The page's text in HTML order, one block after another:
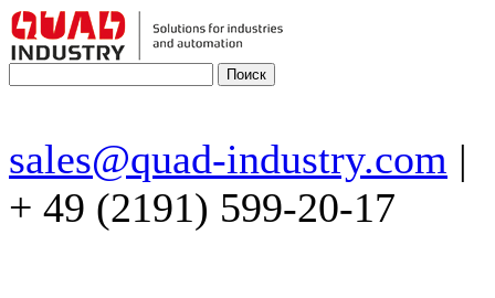
sales@quad-industry.com |
+ 49 (2191) 599-20-17